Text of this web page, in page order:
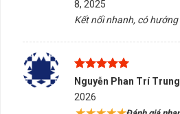
Công nghệhồng ngoại tự động
động hiệu quả vào ban đêm
sáng. Hình ảnh rõ ràng, giúp
gián đoạn.
🧠
UNV IPC-S3E-M3 Hỗ trợ
tích hợp hệ thống
sao
8, 2025
Kết nối nhanh, có
Được xếp
hạng
sao
Nguyễn Phan Trí Trung
2026